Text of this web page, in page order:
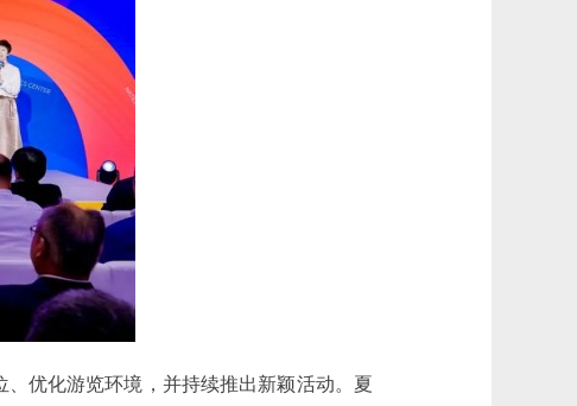
优化游览环境，并持续推出新颖活动。夏